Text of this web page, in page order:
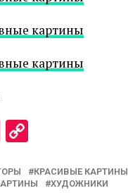
Telegram
КРАСИВЫЕ КАРТИНЫ
ХУДОЖНИКИ